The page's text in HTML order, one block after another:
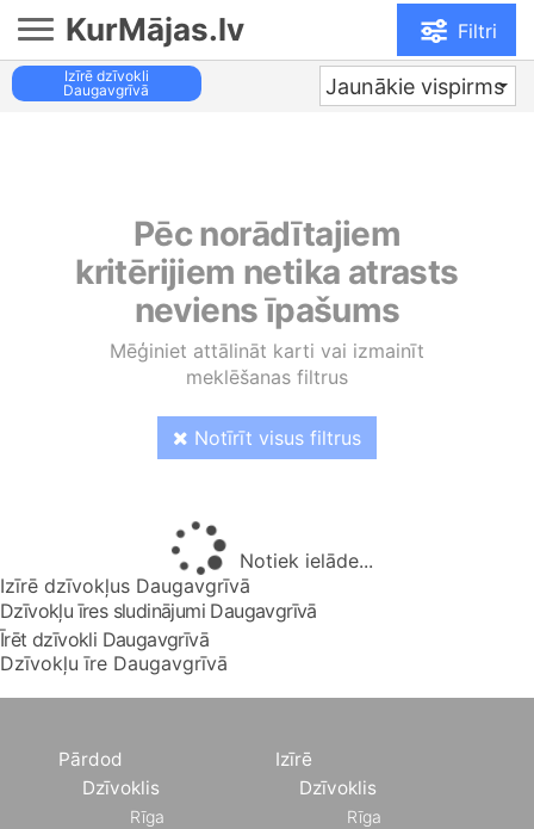
KurMājas.lv Filtri
Izīrē dzīvokli
Daugavgrīvā
Jaunākie vispirms
Pēc norādītajiem
kritērijiem netika atrasts
neviens īpašums
Mēģiniet attālināt karti vai izmainīt
meklēšanas filtrus
Notīrīt visus filtrus
Notiek ielāde...
Izīrē dzīvokļus Daugavgrīvā
Dzīvokļu īres sludinājumi Daugavgrīvā
Īrēt dzīvokli Daugavgrīvā
Dzīvokļu īre Daugavgrīvā
Pārdod
Dzīvoklis
Rīga
Izīrē
Dzīvoklis
Rīga